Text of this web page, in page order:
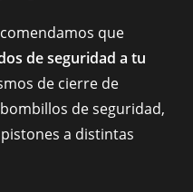
que
de seguridad a tu
de cierre de
de seguridad,
a distintas